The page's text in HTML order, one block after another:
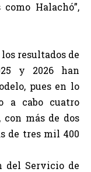
Halachó”,
resultados de
y 2026 han
pues en lo
a cabo cuatro
más de dos
de tres mil 400
del Servicio de